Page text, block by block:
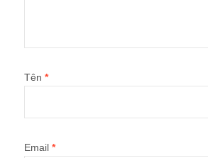
Tên *
Email *